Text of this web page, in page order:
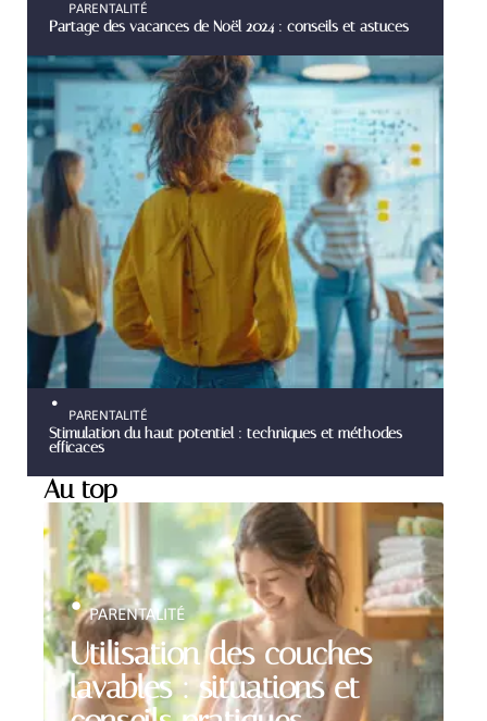
PARENTALITÉ
Partage des vacances de Noël 2024 : conseils et astuces
PARENTALITÉ
Stimulation du haut potentiel : techniques et méthodes
efficaces
Au top
Utilisation des couches
lavables : situations et
PARENTALITÉ